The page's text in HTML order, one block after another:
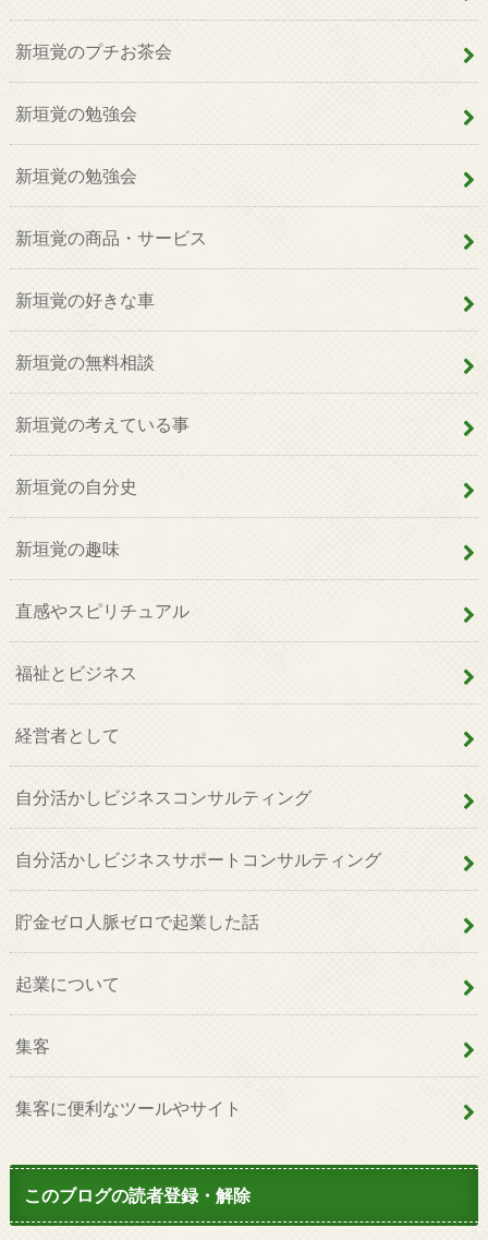
新垣覚のプチお茶会
新垣覚の勉強会
新垣覚の勉強会
新垣覚の商品・サービス
新垣覚の好きな車
新垣覚の無料相談
新垣覚の考えている事
新垣覚の自分史
新垣覚の趣味
直感やスピリチュアル
福祉とビジネス
経営者として
自分活かしビジネスコンサルティング
自分活かしビジネスサポートコンサルティング
貯金ゼロ人脈ゼロで起業した話
起業について
集客
集客に便利なツールやサイト
このブログの読者登録・解除